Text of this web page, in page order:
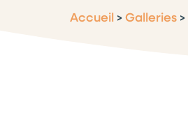
Accueil > Galleries >